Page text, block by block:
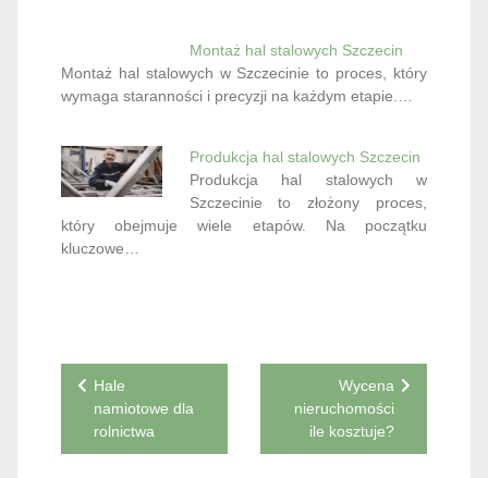
Montaż hal stalowych Szczecin
Montaż hal stalowych w Szczecinie to proces, który
wymaga staranności i precyzji na każdym etapie.…
Produkcja hal stalowych Szczecin
Produkcja hal stalowych w
Szczecinie to złożony proces,
który obejmuje wiele etapów. Na początku
kluczowe…
Nawigacja
wpisu
Hale
namiotowe dla
rolnictwa
Wycena
nieruchomości
ile kosztuje?